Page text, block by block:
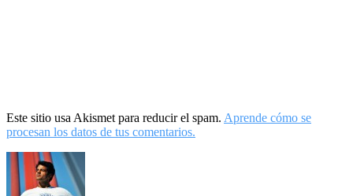
Este sitio usa Akismet para reducir el spam. Aprende cómo se
procesan los datos de tus comentarios.